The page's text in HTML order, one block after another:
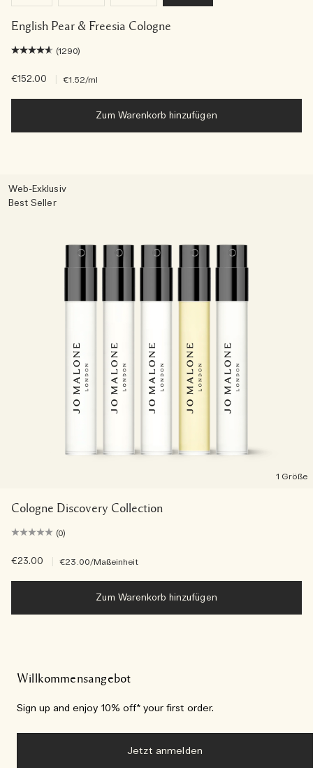
English Pear & Freesia Cologne
(1290)
€152.00 €1.52/ml
Zum Warenkorb hinzufügen
Web-Exklusiv
Best Seller
1 Größe
Cologne Discovery Collection
(0)
€23.00 €23.00/Maßeinheit
Zum Warenkorb hinzufügen
Willkommensangebot
Sign up and enjoy 10% off* your first order.
Jetzt anmelden